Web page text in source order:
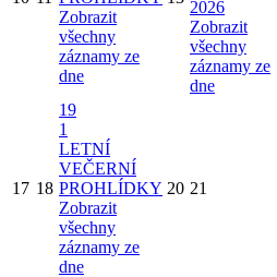
Zobrazit
všechny
záznamy ze
dne
2026
Zobrazit
všechny
záznamy ze
dne
17 18
19
1
LETNÍ
VEČERNÍ
PROHLÍDKY
Zobrazit
všechny
záznamy ze
dne
20 21